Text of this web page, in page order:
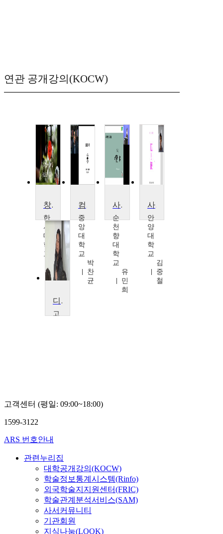
연관 공개강의(KOCW)
창의적사고와 설계
한
서
대
학
교
양
애
경
컴퓨팅적 사고와 문제해결
중
앙
대
학
교
박
찬
균
사고력이론 및 프로그램 개발
순
천
향
대
학
교
유
민
희
사고와 표현
안
양
대
학
교
김
중
철
디자인사고와 창의적 문제해결
고
고객센터 (평일: 09:00~18:00)
1599-3122
ARS 번호안내
관련누리집
대학공개강의(KOCW)
학술정보통계시스템(Rinfo)
외국학술지지원센터(FRIC)
학술관계분석서비스(SAM)
사서커뮤니티
기관회원
지식나눔(LOOK)